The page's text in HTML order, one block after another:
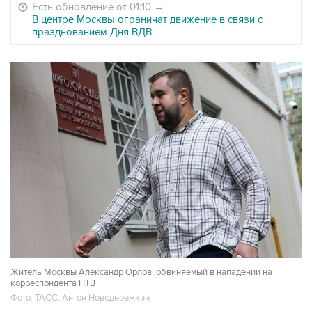
Есть обновление от 01:10 →
В центре Москвы ограничат движение в связи с
празднованием Дня ВДВ
Житель Москвы Александр Орлов, обвиняемый в нападении на
корреспондента НТВ
Фото: ТАСС, Антон Новодережкин